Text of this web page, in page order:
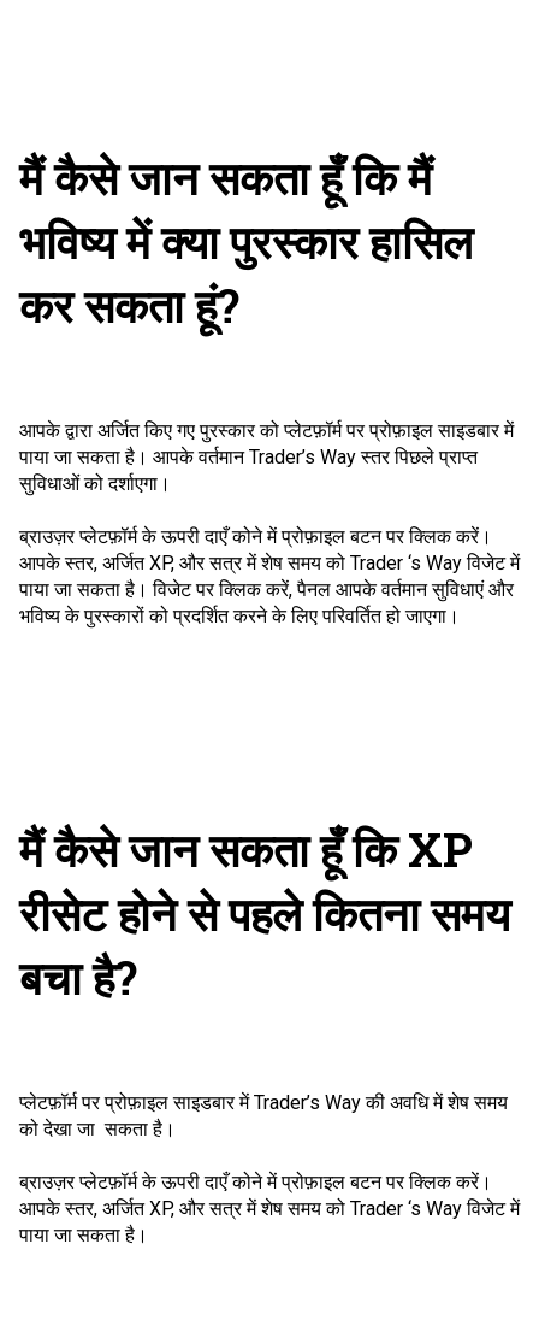
मैं कैसे जान सकता हूँ कि मैं
भविष्य में क्या पुरस्कार हासिल
कर सकता हूं?
आपके द्वारा अर्जित किए गए पुरस्कार को प्लेटफ़ॉर्म पर प्रोफ़ाइल साइडबार में
पाया जा सकता है। आपके वर्तमान Trader’s Way स्तर पिछले प्राप्त
सुविधाओं को दर्शाएगा।
ब्राउज़र प्लेटफ़ॉर्म के ऊपरी दाएँ कोने में प्रोफ़ाइल बटन पर क्लिक करें।
आपके स्तर, अर्जित XP, और सत्र में शेष समय को Trader ‘s Way विजेट में
पाया जा सकता है। विजेट पर क्लिक करें, पैनल आपके वर्तमान सुविधाएं और
भविष्य के पुरस्कारों को प्रदर्शित करने के लिए परिवर्तित हो जाएगा।
मैं कैसे जान सकता हूँ कि XP
रीसेट होने से पहले कितना समय
बचा है?
प्लेटफ़ॉर्म पर प्रोफ़ाइल साइडबार में Trader’s Way की अवधि में शेष समय
को देखा जा सकता है।
ब्राउज़र प्लेटफ़ॉर्म के ऊपरी दाएँ कोने में प्रोफ़ाइल बटन पर क्लिक करें।
आपके स्तर, अर्जित XP, और सत्र में शेष समय को Trader ‘s Way विजेट में
पाया जा सकता है।